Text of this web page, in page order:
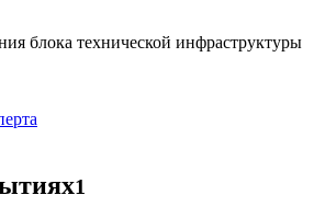
блока технической инфраструктуры
1